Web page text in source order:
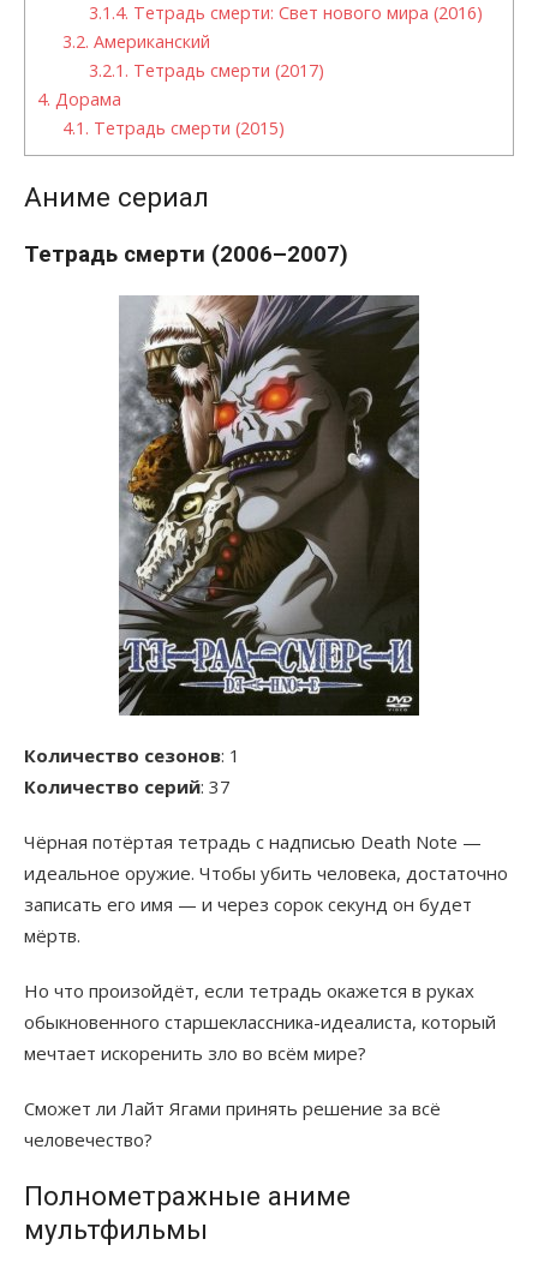
3.1.4. Тетрадь смерти: Свет нового мира (2016)
3.2. Американский
3.2.1. Тетрадь смерти (2017)
4. Дорама
4.1. Тетрадь смерти (2015)
Аниме сериал
Тетрадь смерти (2006–2007)
Количество сезонов: 1
Количество серий: 37
Чёрная потёртая тетрадь с надписью Death Note —
идеальное оружие. Чтобы убить человека, достаточно
записать его имя — и через сорок секунд он будет
мёртв.
Но что произойдёт, если тетрадь окажется в руках
обыкновенного старшеклассника-идеалиста, который
мечтает искоренить зло во всём мире?
Сможет ли Лайт Ягами принять решение за всё
человечество?
Полнометражные аниме
мультфильмы